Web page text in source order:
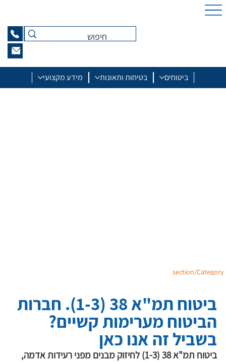
ביטוחים בטיחות ותאונות מידע מקצועי
ביטוח תמ"א 38 (1-3) לחיזוק מבנים מפני רעידות אדמה,
ביטוח תמ"א 38 (1-3). חברות
הביטוח מערימות קשיים?
בשביל זה אנו כאן
section/Category